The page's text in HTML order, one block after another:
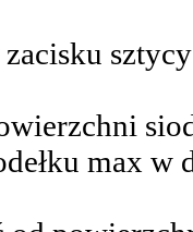
zacisku
max w